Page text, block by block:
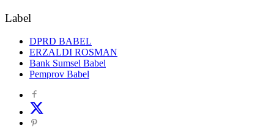
Label
DPRD BABEL
ERZALDI ROSMAN
Bank Sumsel Babel
Pemprov Babel